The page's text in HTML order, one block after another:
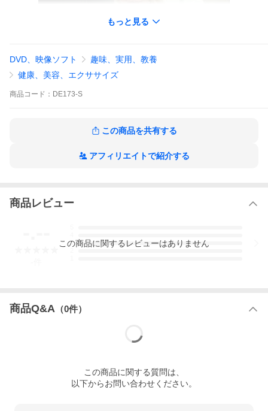
視聴ページへ(外部サイト)
一方、世界に誇れるはずの日本歯科水準は、世界の方々に全く
知られていないといっても過言ではありません。原因の一つと
ます。基本的な歯科英語と表現を身につけることで、英語での
と幸いです。
弊社通販サイト内の
ドしてください。
もっと見る
DVD、映像ソフト
趣味、実用、教養
健康、美容、エクササイズ
商品 コード： DE173-S
この商品を共有する
アフィリエイトで紹介する
商品レビュー
3
この商品に関するレビューはありません
商品Q&A （0件）
この商品に関する質問は、
以下からお問い合わせください。